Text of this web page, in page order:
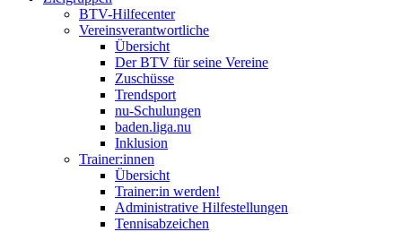
BTV-Hilfecenter
Vereinsverantwortliche
Übersicht
Der BTV für seine Vereine
Zuschüsse
Trendsport
nu-Schulungen
baden.liga.nu
Inklusion
Trainer:innen
Übersicht
Trainer:in werden!
Administrative Hilfestellungen
Tennisabzeichen